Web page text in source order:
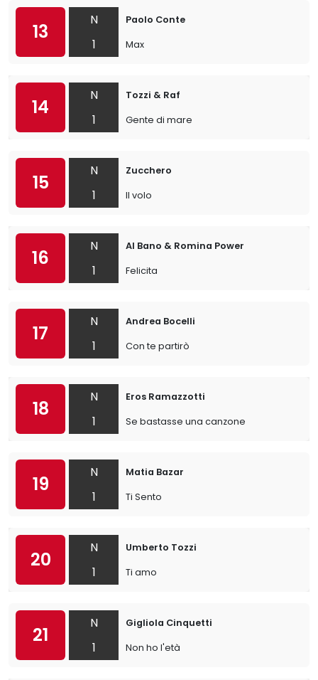
13
N
1
Paolo Conte
Max
14
N
1
Tozzi & Raf
Gente di mare
15
N
1
Zucchero
Il volo
16
N
1
Al Bano & Romina Power
Felicita
17
N
1
Andrea Bocelli
Con te partirò
18
N
1
Eros Ramazzotti
Se bastasse una canzone
19
N
1
Matia Bazar
Ti Sento
20
N
1
Umberto Tozzi
Ti amo
21
N
1
Gigliola Cinquetti
Non ho l'età